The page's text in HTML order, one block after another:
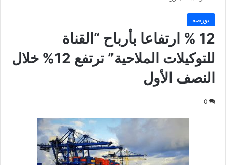
بورصة
12 % ارتفاعا بأرباح “القناة
للتوكيلات الملاحية” ترتفع 12% خلال
النصف الأول
0